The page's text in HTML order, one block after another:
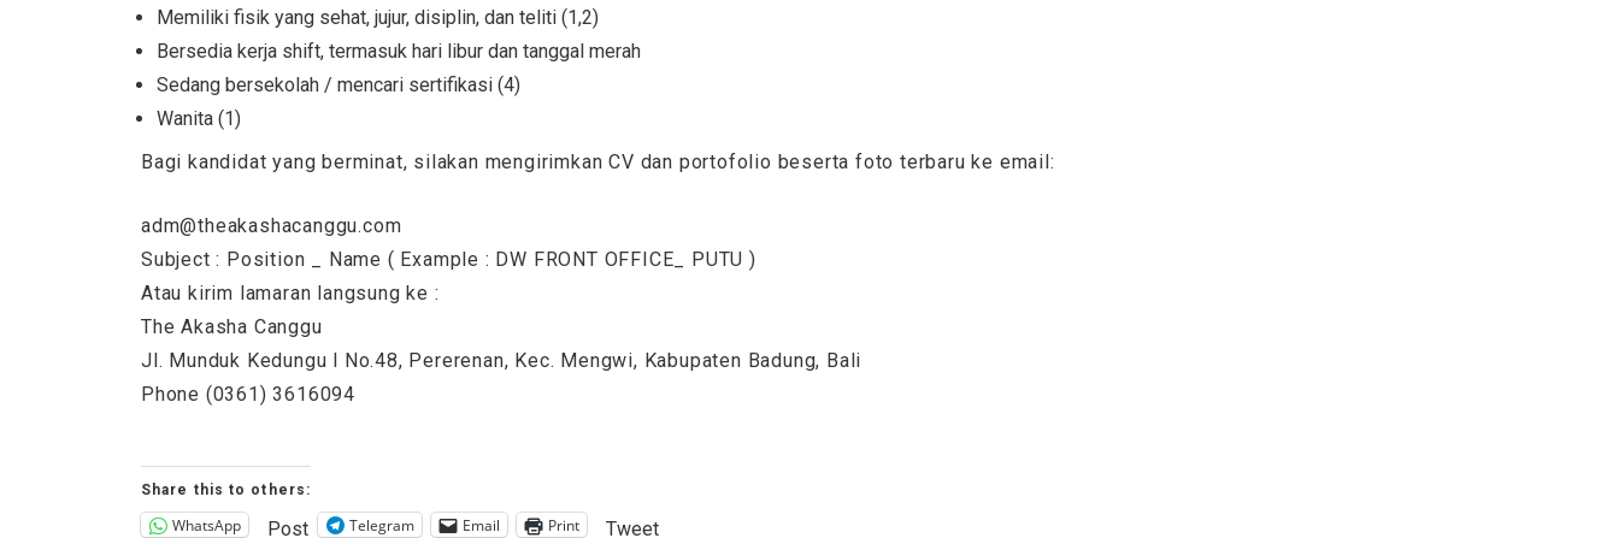
Memiliki fisik yang sehat, jujur, disiplin, dan teliti (1,2)
Bersedia kerja shift, termasuk hari libur dan tanggal merah
Sedang bersekolah / mencari sertifikasi (4)
Wanita (1)
Bagi kandidat yang berminat, silakan mengirimkan CV dan portofolio beserta foto terbaru ke email:
adm@theakashacanggu.com
Subject : Position _ Name ( Example : DW FRONT OFFICE_ PUTU )
Atau kirim lamaran langsung ke :
The Akasha Canggu
Jl. Munduk Kedungu l No.48, Pererenan, Kec. Mengwi, Kabupaten Badung, Bali
Phone (0361) 3616094
Share this to others:
WhatsApp Post Telegram Email Print Tweet